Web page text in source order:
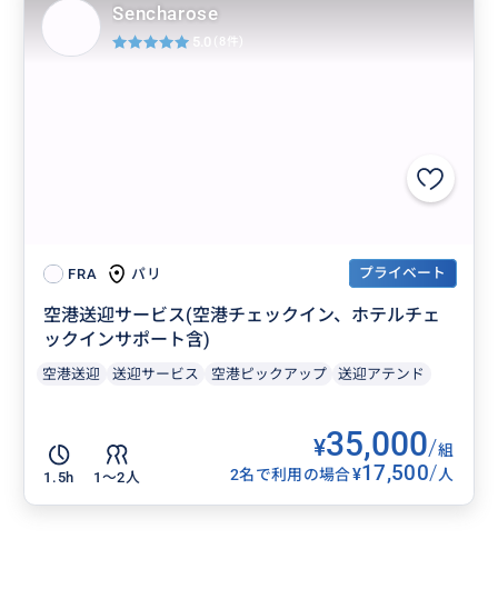
FRA パリ プライベート
空港送迎サービス(空港チェックイン、ホテルチェ
ックインサポート含)
空港送迎 送迎サービス 空港ピックアップ 送迎アテンド
1.5h 1〜2人
¥35,000/組
2名で利用の場合¥17,500/人
Sencharose
5.0 (8件)